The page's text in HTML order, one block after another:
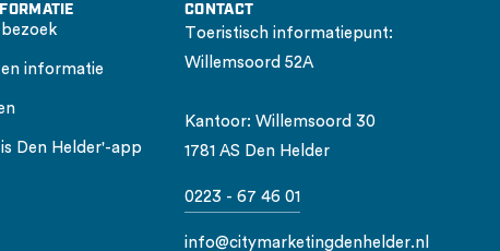
bezoek
informatie
is Den Helder'-app
CONTACT
Toeristisch informatiepunt:
Willemsoord 52A
Kantoor: Willemsoord 30
1781 AS Den Helder
0223 - 67 46 01
info@citymarketingdenhelder.nl